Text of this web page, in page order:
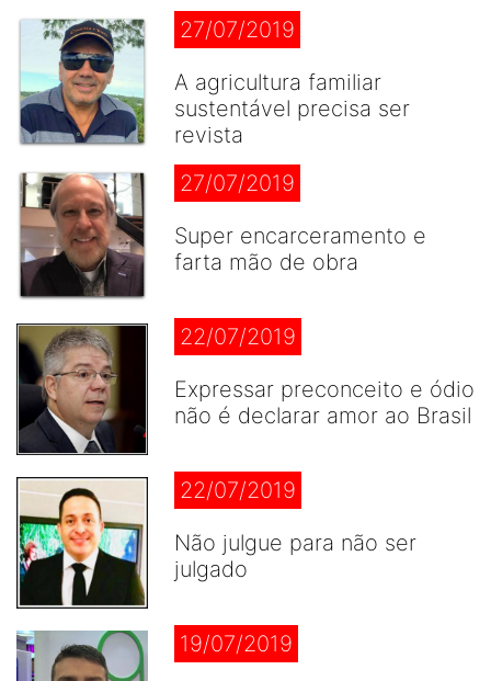
27/07/2019
A agricultura familiar
sustentável precisa ser
revista
27/07/2019
Super encarceramento e
farta mão de obra
22/07/2019
Expressar preconceito e ódio
não é declarar amor ao Brasil
22/07/2019
Não julgue para não ser
julgado
19/07/2019